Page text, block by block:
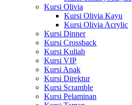
Kursi Olivia
Kursi Olivia Kayu
Kursi Olivia Acrylic
Kursi Dinner
Kursi Crossback
Kursi Kuliah
Kursi VIP
Kursi Anak
Kursi Direktur
Kursi Scramble
Kursi Pelaminan